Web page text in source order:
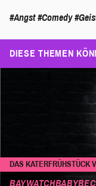
#Angst #Comedy
DIESE THEMEN
DAS KATERFRÜHSTÜCK